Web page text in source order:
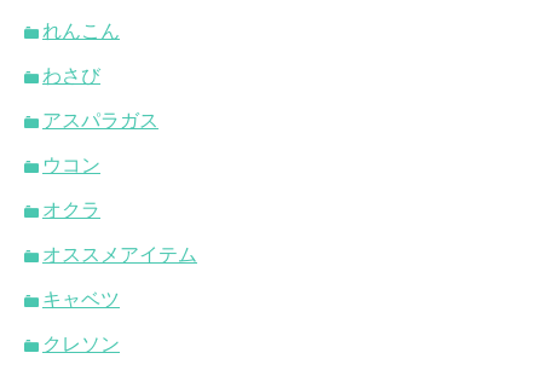
れんこん
わさび
アスパラガス
ウコン
オクラ
オススメアイテム
キャベツ
クレソン